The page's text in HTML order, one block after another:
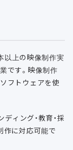
以上の映像制作実
です。映像制作
フトウェアを使
ディング・教育・採
作に対応可能で